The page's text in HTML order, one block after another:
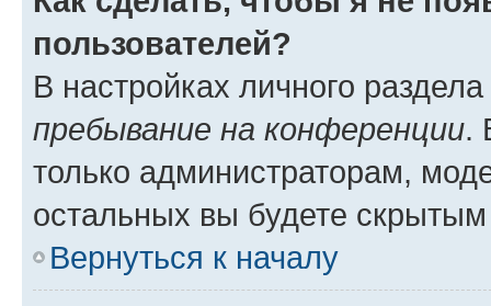
пользователей?
В настройках личного
пребывание на конференции.
только администраторам,
остальных вы будете
Вернуться к началу